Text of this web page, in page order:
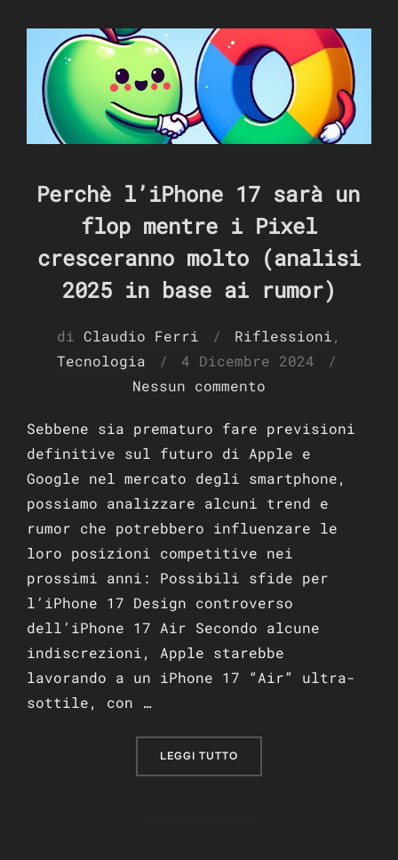
Perchè l’iPhone 17 sarà un
flop mentre i Pixel
cresceranno molto (analisi
2025 in base ai rumor)
di Claudio Ferri Riflessioni,
Tecnologia
Pubblicato
il
4 Dicembre 2024
Nessun commento
Sebbene sia prematuro fare previsioni
definitive sul futuro di Apple e
Google nel mercato degli smartphone,
possiamo analizzare alcuni trend e
rumor che potrebbero influenzare le
loro posizioni competitive nei
prossimi anni: Possibili sfide per
l’iPhone 17 Design controverso
dell’iPhone 17 Air Secondo alcune
indiscrezioni, Apple starebbe
lavorando a un iPhone 17 “Air” ultra-
sottile, con …
LEGGI TUTTO